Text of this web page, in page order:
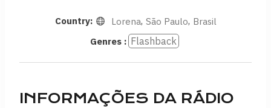
Country: Lorena, São Paulo, Brasil
Genres : Flashback
INFORMAÇÕES DA RÁDIO